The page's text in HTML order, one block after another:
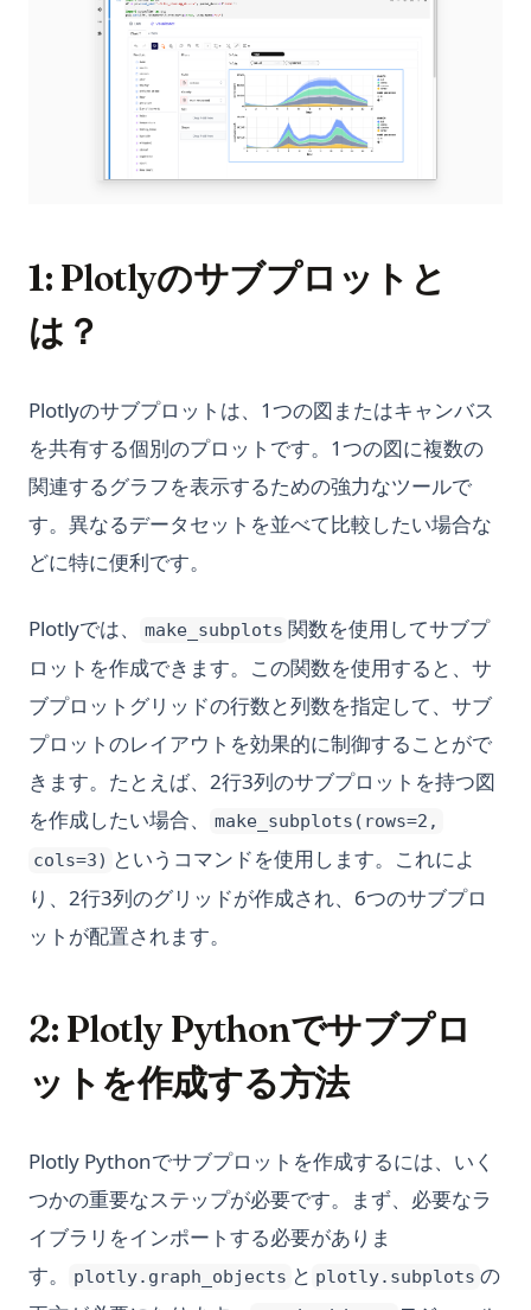
1: Plotlyのサブプロットと
は？
Plotlyのサブプロットは、1つの図またはキャンバス
を共有する個別のプロットです。1つの図に複数の
関連するグラフを表示するための強力なツールで
す。異なるデータセットを並べて比較したい場合な
どに特に便利です。
Plotlyでは、 make_subplots 関数を使用してサブプ
ロットを作成できます。この関数を使用すると、サ
ブプロットグリッドの行数と列数を指定して、サブ
プロットのレイアウトを効果的に制御することがで
きます。たとえば、2行3列のサブプロットを持つ図
を作成したい場合、
make_subplots(rows=2,
cols=3) というコマンドを使用します。これによ
り、2行3列のグリッドが作成され、6つのサブプロ
ットが配置されます。
2: Plotly Pythonでサブプロ
ットを作成する方法
Plotly Pythonでサブプロットを作成するには、いく
つかの重要なステップが必要です。まず、必要なラ
イブラリをインポートする必要がありま
す。
plotly.graph_objects と plotly.subplots の